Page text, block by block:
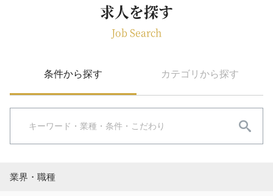
求人を探す
Job Search
条件から探す カテゴリから探す
業界・職種